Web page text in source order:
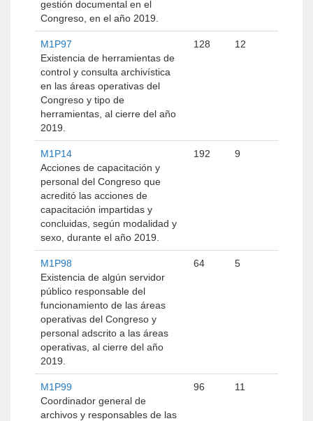
gestión documental en el
Congreso, en el año 2019.
M1P97
Existencia de herramientas de
control y consulta archivística
en las áreas operativas del
Congreso y tipo de
herramientas, al cierre del año
2019.
128 12
M1P14
Acciones de capacitación y
personal del Congreso que
acreditó las acciones de
capacitación impartidas y
concluidas, según modalidad y
sexo, durante el año 2019.
192 9
M1P98
Existencia de algún servidor
público responsable del
funcionamiento de las áreas
operativas del Congreso y
personal adscrito a las áreas
operativas, al cierre del año
2019.
64 5
M1P99
Coordinador general de
archivos y responsables de las
96 11